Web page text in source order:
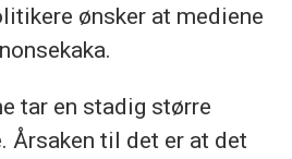
ønsker at mediene
tar en stadig større
Årsaken til det er at det